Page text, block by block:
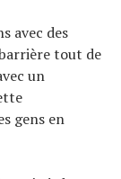
avec des
tout de
un
gens en